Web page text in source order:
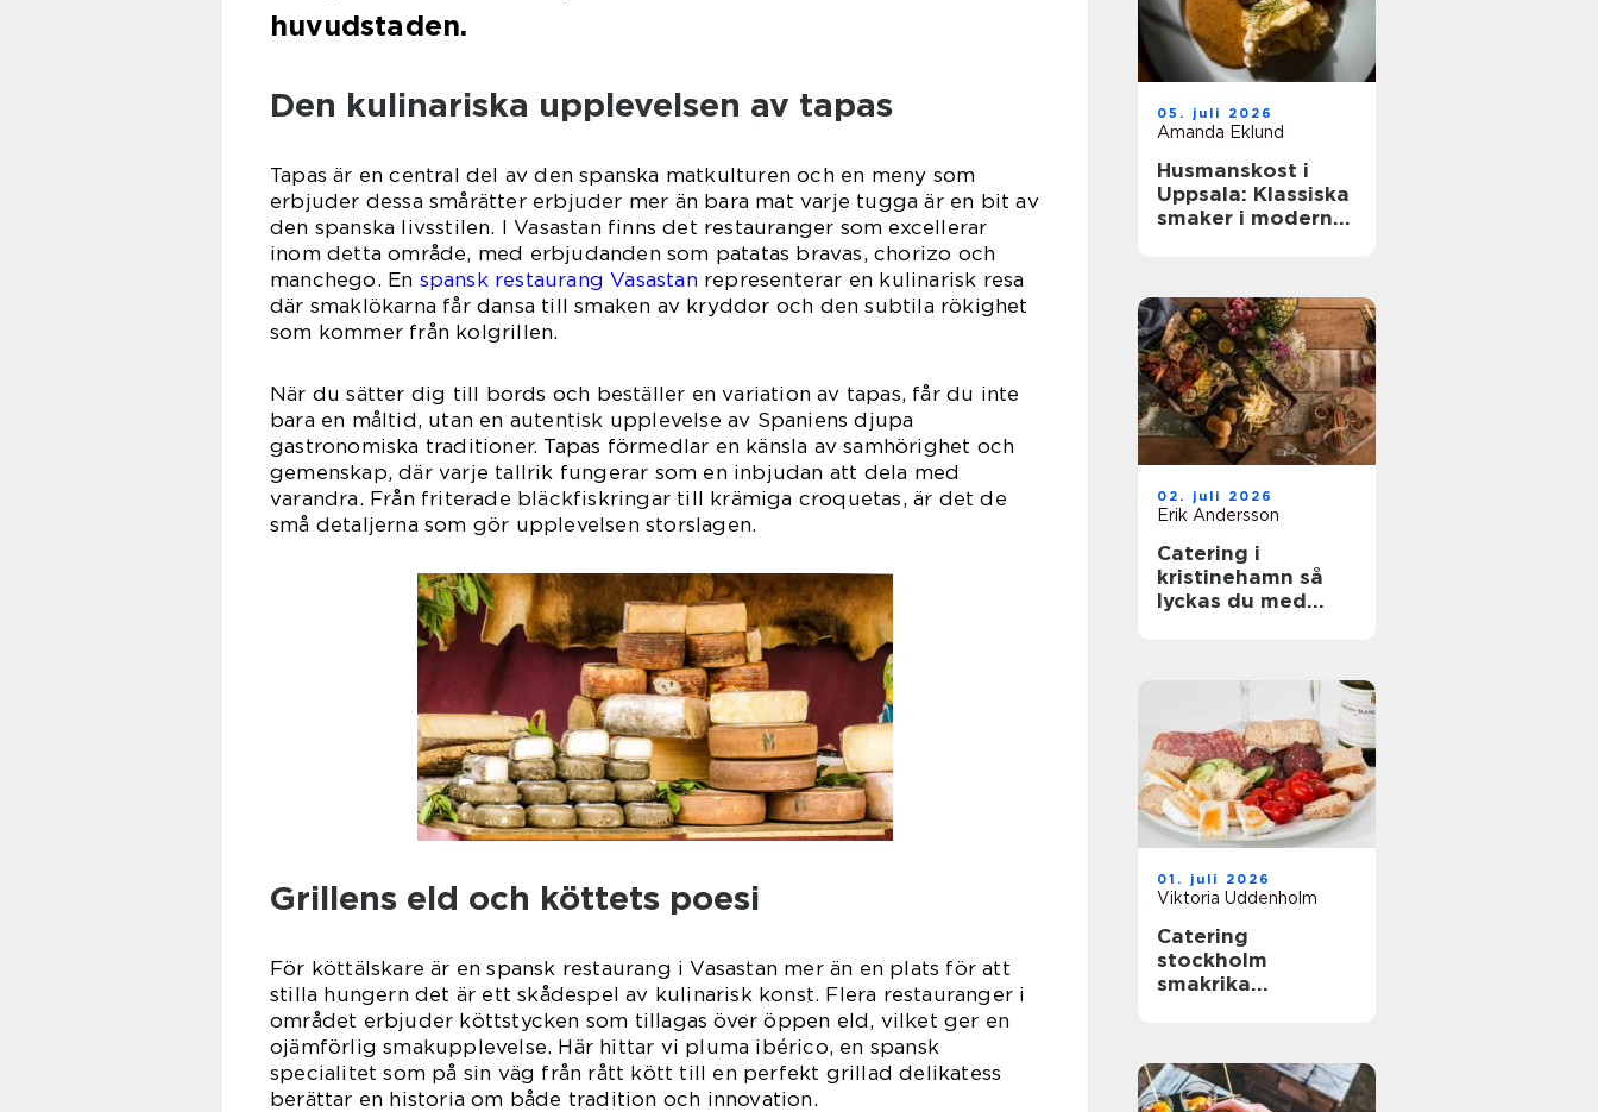
huvudstaden.
Den kulinariska upplevelsen av tapas
Tapas är en central del av den spanska matkulturen och en meny som
erbjuder dessa smårätter erbjuder mer än bara mat varje tugga är en bit av
den spanska livsstilen. I Vasastan finns det restauranger som excellerar
inom detta område, med erbjudanden som patatas bravas, chorizo och
manchego. En spansk restaurang Vasastan representerar en kulinarisk resa
där smaklökarna får dansa till smaken av kryddor och den subtila rökighet
som kommer från kolgrillen.
När du sätter dig till bords och beställer en variation av tapas, får du inte
bara en måltid, utan en autentisk upplevelse av Spaniens djupa
gastronomiska traditioner. Tapas förmedlar en känsla av samhörighet och
gemenskap, där varje tallrik fungerar som en inbjudan att dela med
varandra. Från friterade bläckfiskringar till krämiga croquetas, är det de
små detaljerna som gör upplevelsen storslagen.
Grillens eld och köttets poesi
För köttälskare är en spansk restaurang i Vasastan mer än en plats för att
stilla hungern det är ett skådespel av kulinarisk konst. Flera restauranger i
området erbjuder köttstycken som tillagas över öppen eld, vilket ger en
ojämförlig smakupplevelse. Här hittar vi pluma ibérico, en spansk
specialitet som på sin väg från rått kött till en perfekt grillad delikatess
berättar en historia om både tradition och innovation.
05. juli 2026
Amanda Eklund
Husmanskost i
Uppsala: Klassiska
smaker i modern
02. juli 2026
Erik Andersson
Catering i
kristinehamn så
lyckas du med
01. juli 2026
Viktoria Uddenholm
Catering
stockholm
smakrika